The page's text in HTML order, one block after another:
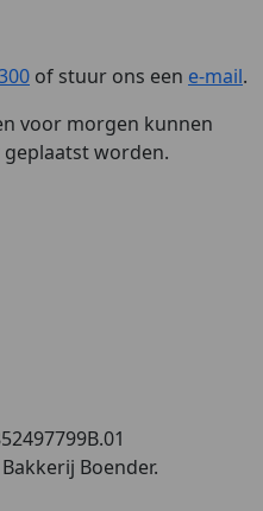
of stuur ons een e-mail.
voor morgen kunnen
worden.
Boender.